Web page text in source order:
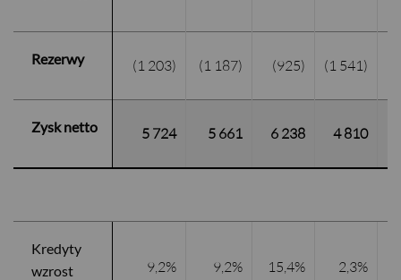
Rezerwy (1 203) (1 187) (925) (1 541)
Zysk netto 5 724 5 661 6 238 4 810
Kredyty
wzrost
9,2% 9,2% 15,4% 2,3%